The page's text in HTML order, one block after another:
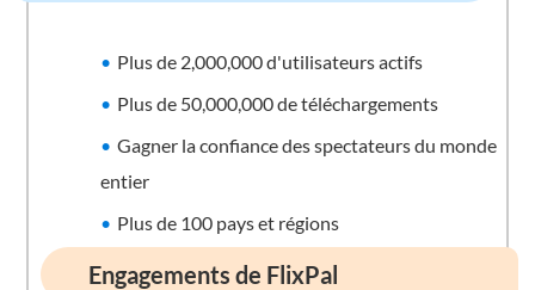
Plus de 2,000,000 d'utilisateurs actifs
Plus de 50,000,000 de téléchargements
Gagner la confiance des spectateurs du monde
entier
Plus de 100 pays et régions
Engagements de FlixPal